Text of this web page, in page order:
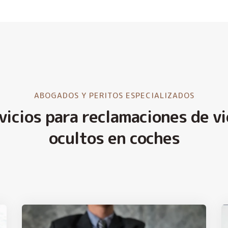
ABOGADOS Y PERITOS ESPECIALIZADOS
para reclamaciones de
ocultos en coches